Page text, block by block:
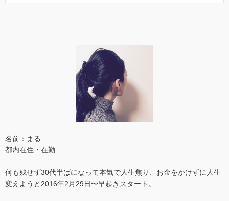
名前：まる
都内在住・在勤
何も残せず30代半ばになって本気で人生焦り、お金をかけずに人生
変えようと2016年2月29日〜早起きスタート。